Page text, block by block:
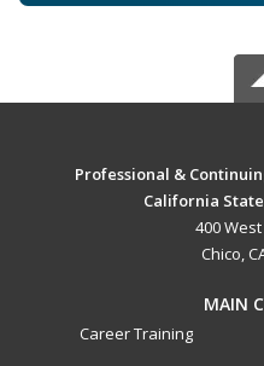
Professional &
California
400
Chico,
MAIN
Career Training